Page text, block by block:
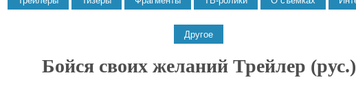
Бойся своих желаний Трейлер (рус.)